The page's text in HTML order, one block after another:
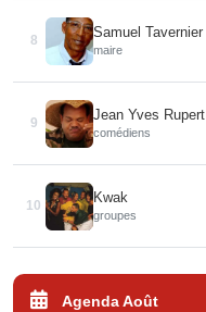
8
Samuel Tavernier
maire
9
Jean Yves Rupert
comédiens
10
Kwak
groupes
Agenda Août